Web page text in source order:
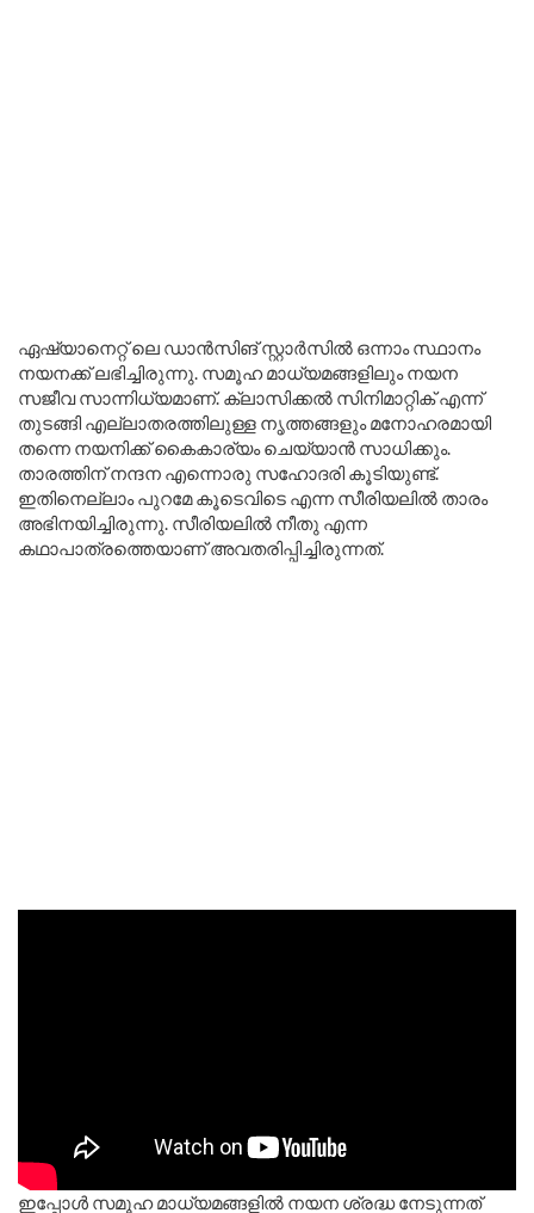
ഏഷ്യാനെറ്റ് ലെ ഡാൻസിങ് സ്റ്റാർസിൽ ഒന്നാം സ്ഥാനം
നയനക്ക് ലഭിച്ചിരുന്നു. സമൂഹ മാധ്യമങ്ങളിലും നയന
സജീവ സാന്നിധ്യമാണ്. ക്ലാസിക്കൽ സിനിമാറ്റിക് എന്ന്
തുടങ്ങി എല്ലാതരത്തിലുള്ള നൃത്തങ്ങളും മനോഹരമായി
തന്നെ നയനിക്ക് കൈകാര്യം ചെയ്യാൻ സാധിക്കും.
താരത്തിന് നന്ദന എന്നൊരു സഹോദരി കൂടിയുണ്ട്.
ഇതിനെല്ലാം പുറമേ കൂടെവിടെ എന്ന സീരിയലിൽ താരം
അഭിനയിച്ചിരുന്നു. സീരിയലിൽ നീതു എന്ന
കഥാപാത്രത്തെയാണ് അവതരിപ്പിച്ചിരുന്നത്.
ഇപ്പോൾ സമൂഹ മാധ്യമങ്ങളിൽ നയന ശ്രദ്ധ നേടുന്നത്